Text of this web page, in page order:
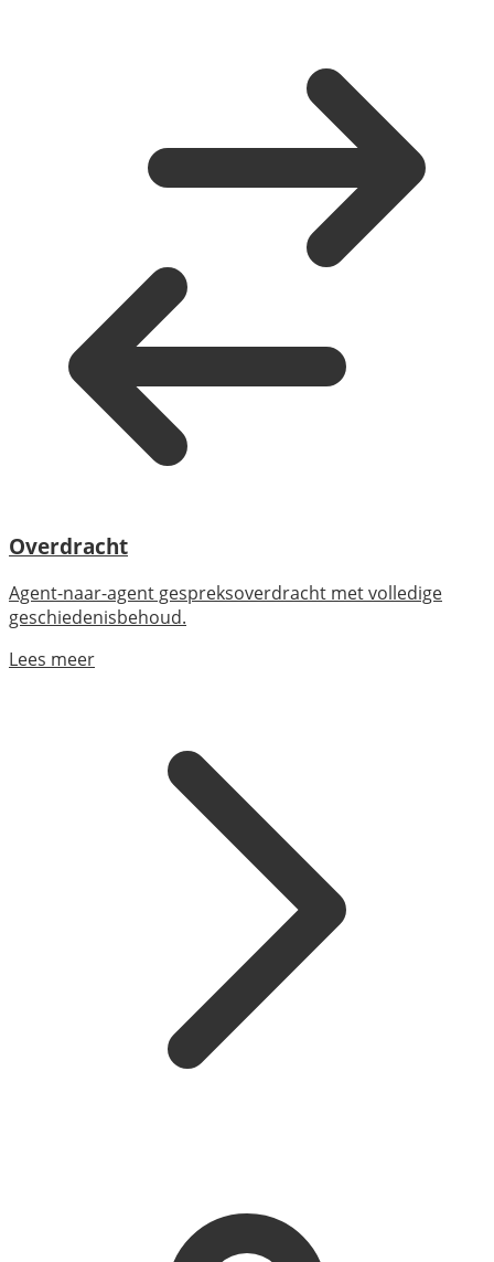
Overdracht
Agent-naar-agent gespreksoverdracht met volledige
geschiedenisbehoud.
Lees meer